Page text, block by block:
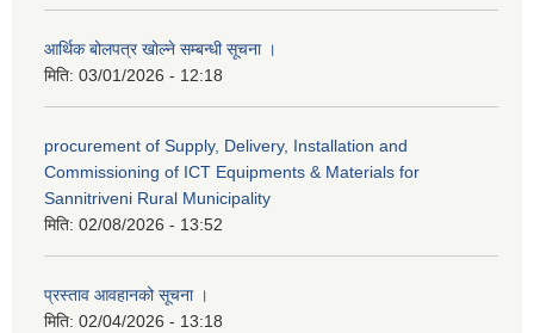
आर्थिक बोलपत्र खोल्ने सम्बन्धी सूचना ।
मिति: 03/01/2026 - 12:18
procurement of Supply, Delivery, Installation and
Commissioning of ICT Equipments & Materials for
Sannitriveni Rural Municipality
मिति: 02/08/2026 - 13:52
प्रस्ताव आवहानको सूचना ।
मिति: 02/04/2026 - 13:18